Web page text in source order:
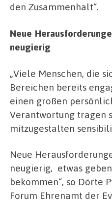
den Zusammenhalt“.
Neue
neugierig
„Viele Menschen, die
Bereichen bereits
einen großen
Verantwortung tragen
mitzugestalten
Neue
neugierig, etwas
bekommen“, so Dörte
Forum Ehrenamt der